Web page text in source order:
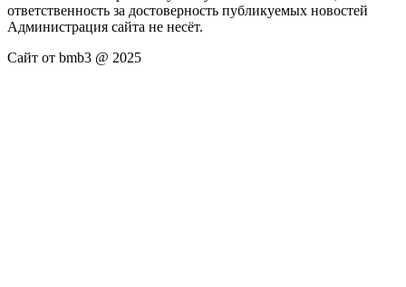
ответственность за достоверность публикуемых новостей
Администрация сайта не несёт.
Сайт от bmb3 @ 2025